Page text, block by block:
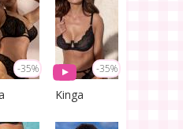
-35% -35%
Kinga